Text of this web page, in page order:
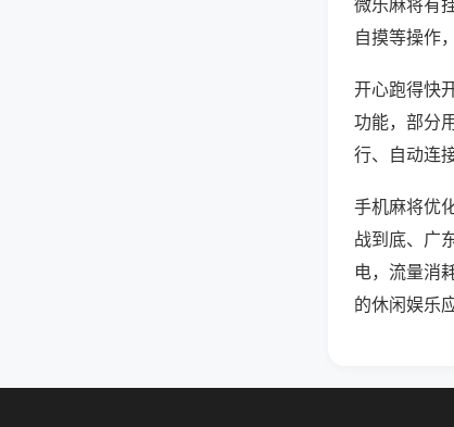
自摸等操作
开心跑得快
功能，部分
行、自动连
手机麻将优
战到底、广
电，流量消
的休闲娱乐